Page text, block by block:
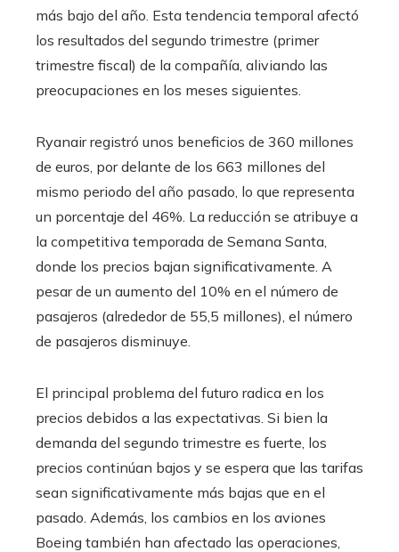
más bajo del año. Esta tendencia temporal afectó
los resultados del segundo trimestre (primer
trimestre fiscal) de la compañía, aliviando las
preocupaciones en los meses siguientes.
Ryanair registró unos beneficios de 360 ​​millones
de euros, por delante de los 663 millones del
mismo periodo del año pasado, lo que representa
un porcentaje del 46%. La reducción se atribuye a
la competitiva temporada de Semana Santa,
donde los precios bajan significativamente. A
pesar de un aumento del 10% en el número de
pasajeros (alrededor de 55,5 millones), el número
de pasajeros disminuye.
El principal problema del futuro radica en los
precios debidos a las expectativas. Si bien la
demanda del segundo trimestre es fuerte, los
precios continúan bajos y se espera que las tarifas
sean significativamente más bajas que en el
pasado. Además, los cambios en los aviones
Boeing también han afectado las operaciones,